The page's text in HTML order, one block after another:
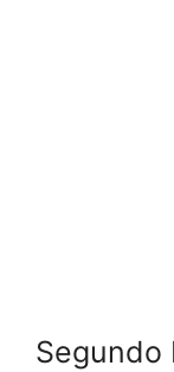
Segundo